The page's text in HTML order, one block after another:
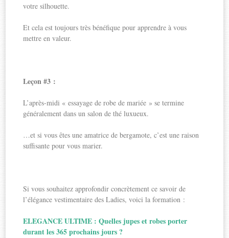
votre silhouette.
Et cela est toujours très bénéfique pour apprendre à vous
mettre en valeur.
Leçon #3 :
L’après-midi « essayage de robe de mariée » se termine
généralement dans un salon de thé luxueux.
…et si vous êtes une amatrice de bergamote, c’est une raison
suffisante pour vous marier.
Si vous souhaitez approfondir concrètement ce savoir de
l’élégance vestimentaire des Ladies, voici la formation :
ELEGANCE ULTIME : Quelles jupes et robes porter
durant les 365 prochains jours ?